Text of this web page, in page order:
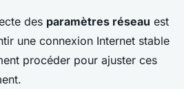
des paramètres réseau est
une connexion Internet stable
procéder pour ajuster ces